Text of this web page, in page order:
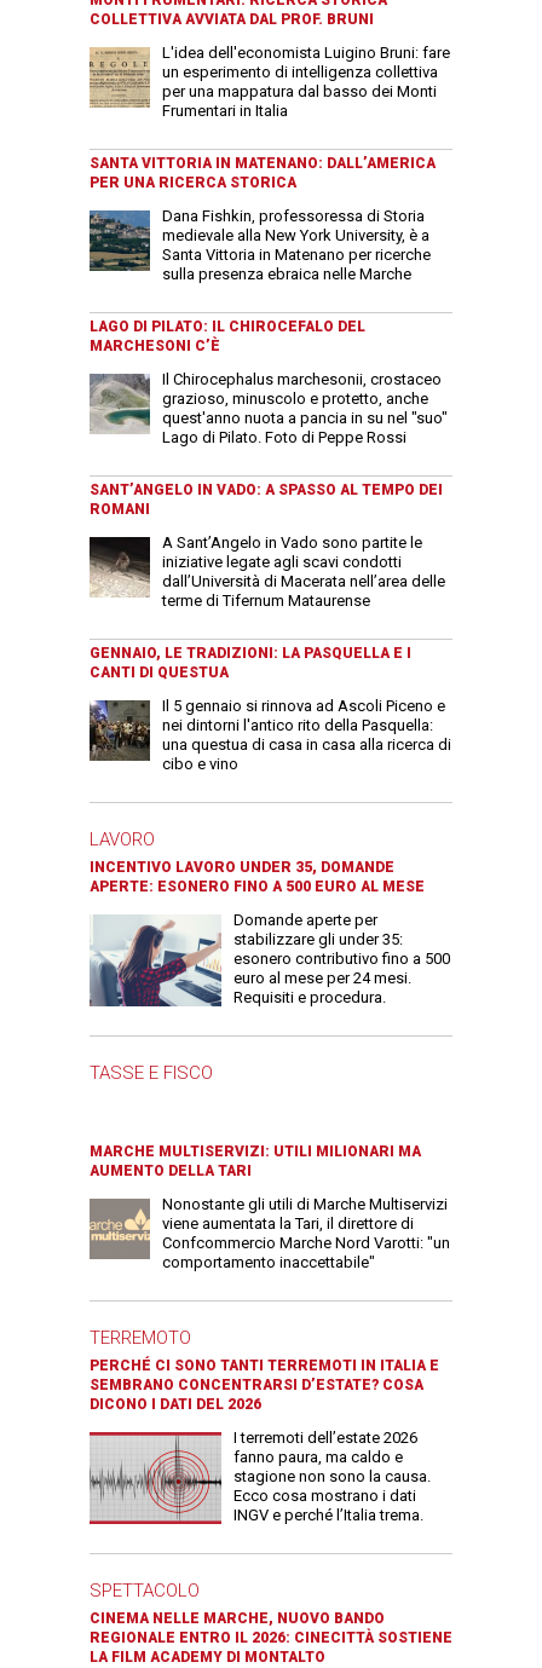
COLLETTIVA AVVIATA DAL PROF. BRUNI
L'idea dell'economista Luigino Bruni: fare
un esperimento di intelligenza collettiva
per una mappatura dal basso dei Monti
Frumentari in Italia
SANTA VITTORIA IN MATENANO: DALL’AMERICA
PER UNA RICERCA STORICA
Dana Fishkin, professoressa di Storia
medievale alla New York University, è a
Santa Vittoria in Matenano per ricerche
sulla presenza ebraica nelle Marche
LAGO DI PILATO: IL CHIROCEFALO DEL
MARCHESONI C’È
Il Chirocephalus marchesonii, crostaceo
grazioso, minuscolo e protetto, anche
quest'anno nuota a pancia in su nel "suo"
Lago di Pilato. Foto di Peppe Rossi
SANT’ANGELO IN VADO: A SPASSO AL TEMPO DEI
ROMANI
A Sant’Angelo in Vado sono partite le
iniziative legate agli scavi condotti
dall’Università di Macerata nell’area delle
terme di Tifernum Mataurense
GENNAIO, LE TRADIZIONI: LA PASQUELLA E I
CANTI DI QUESTUA
Il 5 gennaio si rinnova ad Ascoli Piceno e
nei dintorni l'antico rito della Pasquella:
una questua di casa in casa alla ricerca di
cibo e vino
LAVORO
INCENTIVO LAVORO UNDER 35, DOMANDE
APERTE: ESONERO FINO A 500 EURO AL MESE
Domande aperte per
stabilizzare gli under 35:
esonero contributivo fino a 500
euro al mese per 24 mesi.
Requisiti e procedura.
TASSE E FISCO
MARCHE MULTISERVIZI: UTILI MILIONARI MA
AUMENTO DELLA TARI
Nonostante gli utili di Marche Multiservizi
viene aumentata la Tari, il direttore di
Confcommercio Marche Nord Varotti: "un
comportamento inaccettabile"
TERREMOTO
PERCHÉ CI SONO TANTI TERREMOTI IN ITALIA E
SEMBRANO CONCENTRARSI D’ESTATE? COSA
DICONO I DATI DEL 2026
I terremoti dell’estate 2026
fanno paura, ma caldo e
stagione non sono la causa.
Ecco cosa mostrano i dati
INGV e perché l’Italia trema.
SPETTACOLO
CINEMA NELLE MARCHE, NUOVO BANDO
REGIONALE ENTRO IL 2026: CINECITTÀ SOSTIENE
LA FILM ACADEMY DI MONTALTO